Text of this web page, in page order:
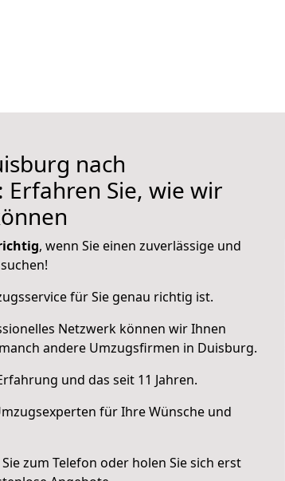
nach
Erfahren Sie, wie wir
, wenn Sie einen zuverlässige und
für Sie genau richtig ist.
Netzwerk können wir Ihnen
andere Umzugsfirmen in Duisburg.
und das seit 11 Jahren.
für Ihre Wünsche und
zum Telefon oder holen Sie sich erst